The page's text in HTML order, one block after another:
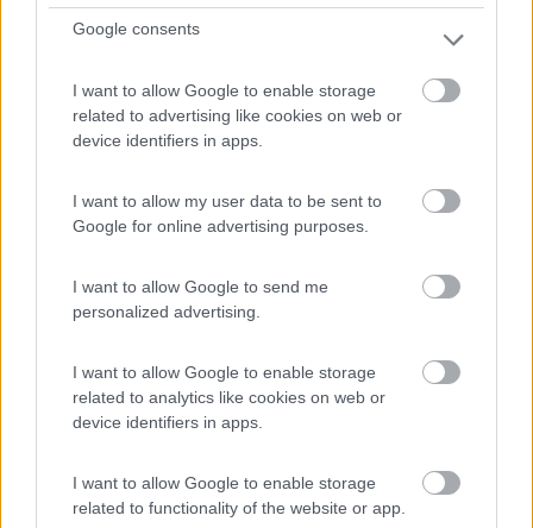
Google consents
I want to allow Google to enable storage
related to advertising like cookies on web or
device identifiers in apps.
I want to allow my user data to be sent to
Google for online advertising purposes.
I want to allow Google to send me
personalized advertising.
I want to allow Google to enable storage
related to analytics like cookies on web or
device identifiers in apps.
I want to allow Google to enable storage
related to functionality of the website or app.
In mezzo al verde dei boschi e alle montagne tirolesi il ...
Unterwarming 3
Area di sosta (PS)